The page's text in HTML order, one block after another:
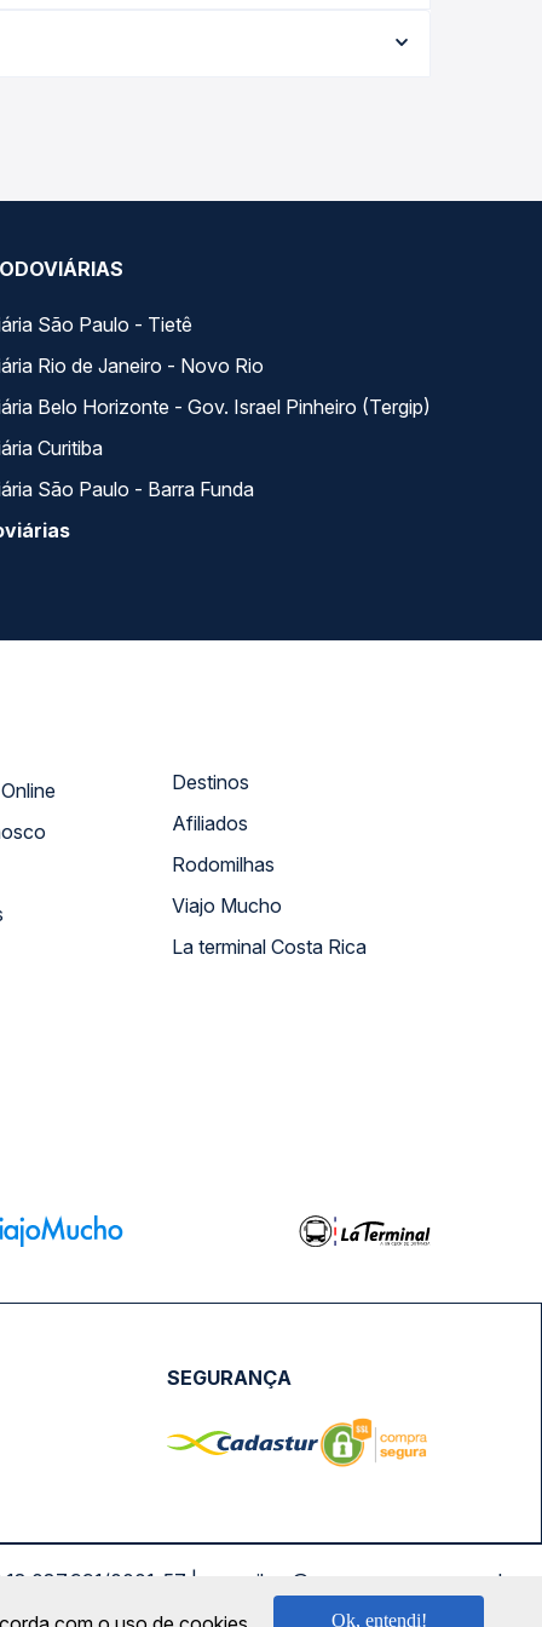
e garante a melhor oferta para o seu roteiro.
São Paulo - Tietê
Rio de Janeiro - Novo Rio
Belo Horizonte - Gov. Israel Pinheiro (Tergip)
Curitiba
São Paulo - Barra Funda
Atendimento Online
Destinos
Afiliados
Rodomilhas
Viajo Mucho
La terminal Costa Rica
SEGURANÇA
0001-57 | saconibus@queropassagem.com.br
Ok, entendi!